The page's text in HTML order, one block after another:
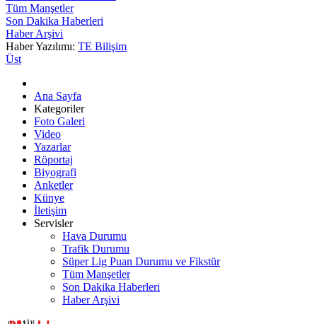
Tüm Manşetler
Son Dakika Haberleri
Haber Arşivi
Haber Yazılımı: TE Bilişim
Üst
Ana Sayfa
Kategoriler
Foto Galeri
Video
Yazarlar
Röportaj
Biyografi
Anketler
Künye
İletişim
Servisler
Hava Durumu
Trafik Durumu
Süper Lig Puan Durumu ve Fikstür
Tüm Manşetler
Son Dakika Haberleri
Haber Arşivi